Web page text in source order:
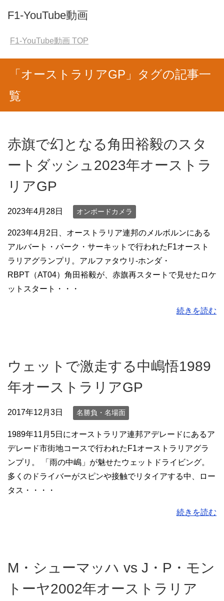
F1-YouTube動画
F1-YouTube動画 TOP
「オーストラリアGP」タグの記事一
覧
赤旗で幻となる角田裕毅のスタ
ートダッシュ2023年オーストラ
リアGP
2023年4月28日 オンボードカメラ
2023年4月2日、オーストラリア連邦のメルボルンにある
アルバート・パーク・サーキットで行われたF1オースト
ラリアグランプリ。アルファタウリ-ホンダ・
RBPT（AT04）角田裕毅が、赤旗再スタートで見せたロケ
ットスタート・・・
続きを読む
ウェットで激走する中嶋悟1989
年オーストラリアGP
2017年12月3日 名勝負・名場面
1989年11月5日にオーストラリア連邦アデレードにあるア
デレード市街地コースで行われたF1オーストラリアグラ
ンプリ。 「雨の中嶋」が魅せたウェットドライビング。
多くのドライバーがスピンや接触でリタイアする中、ロー
タス・・・・
続きを読む
M・シューマッハ vs J・P・モン
トーヤ2002年オーストラリア